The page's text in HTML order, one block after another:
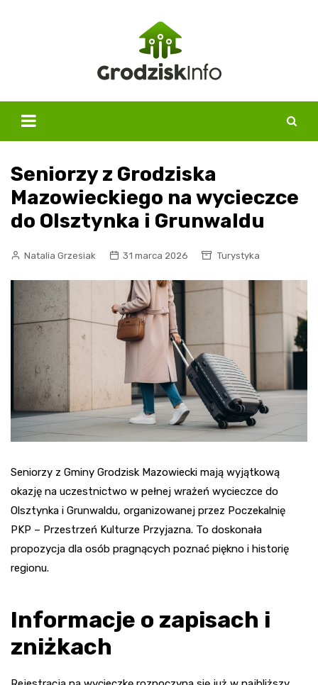
Seniorzy z Grodziska
Mazowieckiego na wycieczce
do Olsztynka i Grunwaldu
Natalia Grzesiak 31 marca 2026 Turystyka
Seniorzy z Gminy Grodzisk Mazowiecki mają wyjątkową
okazję na uczestnictwo w pełnej wrażeń wycieczce do
Olsztynka i Grunwaldu, organizowanej przez Poczekalnię
PKP – Przestrzeń Kulturze Przyjazna. To doskonała
propozycja dla osób pragnących poznać piękno i historię
regionu.
Informacje o zapisach i
zniżkach